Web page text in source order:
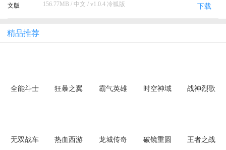
156.77MB / 中文 / v1.0.4 冷狐版 下载
精品推荐
全能斗士
狂暴之翼
霸气英雄
时空神域
战神烈歌
无双战车
热血西游
龙城传奇
破镜重圆
王者之战